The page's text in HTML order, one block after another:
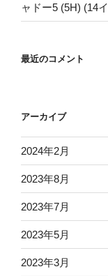
ャドー5 (5H) (14
最近のコメント
アーカイブ
2024年2月
2023年8月
2023年7月
2023年5月
2023年3月